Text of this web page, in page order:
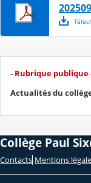
- Rubrique publique
Actualités du
Collège Paul
Contacts Mentions